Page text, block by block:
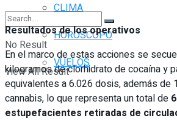
No Result
View All Result
CLIMA
HORÓSCOPO
VUELOS
Resultados de los operativos
En el marco de estas acciones se
kilogramos de clorhidrato de cocaína y
equivalentes a 6.026 dosis, además de
cannabis, lo que representa un total de
estupefacientes retiradas de